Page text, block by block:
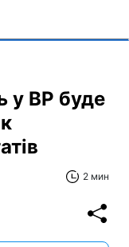
у ВР буде
2 мин